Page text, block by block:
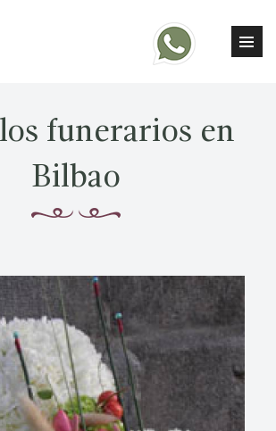
funerarios en
Bilbao